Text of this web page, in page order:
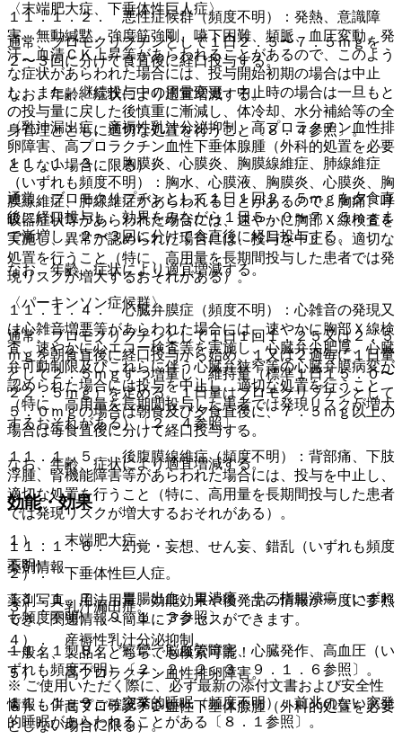
１１．１．２． 悪性症候群（頻度不明）：発熱、意識障
害、無動緘黙、強度筋強剛、嚥下困難、頻脈、血圧変動、発
汗、血清ＣＫ上昇等があらわれることがあるので、このよう
な症状があらわれた場合には、投与開始初期の場合は中止
し、また、継続投与中の用量変更・中止時の場合は一旦もと
の投与量に戻した後慎重に漸減し、体冷却、水分補給等の全
身管理とともに適切な処置を行うこと〔８．４参照〕。
１１．１．３． 胸膜炎、心膜炎、胸膜線維症、肺線維症
（いずれも頻度不明）：胸水、心膜液、胸膜炎、心膜炎、胸
膜線維症、肺線維症があらわれることがあるので、胸痛、呼
吸器症状等があらわれた場合には、速やかに胸部Ｘ線検査を
実施し、異常が認められた場合には、投与を中止し、適切な
処置を行うこと（特に、高用量を長期間投与した患者では発
現リスクが増大するおそれがある）。
１１．１．４． 心臓弁膜症（頻度不明）：心雑音の発現又
は心雑音増悪等があらわれた場合には、速やかに胸部Ｘ線検
査、速やかに心エコー検査等を実施し、心臓弁尖肥厚、心臓
弁可動制限及びこれらに伴う心臓弁狭窄等の心臓弁膜病変が
認められた場合には投与を中止し、適切な処置を行うこと
（特に、高用量を長期間投与した患者では発現リスクが増大
するおそれがある）〔２．４参照〕。
１１．１．５． 後腹膜線維症（頻度不明）：背部痛、下肢
浮腫、腎機能障害等があらわれた場合には、投与を中止し、
適切な処置を行うこと（特に、高用量を長期間投与した患者
では発現リスクが増大するおそれがある）。
１１．１．６． 幻覚・妄想、せん妄、錯乱（いずれも頻度
不明）。
１１．１．７． 胃腸出血、胃潰瘍・十二指腸潰瘍（いずれ
も頻度不明）〔９．１．３参照〕。
１１．１．８． 痙攣、脳血管障害、心臓発作、高血圧（い
ずれも頻度不明）〔２．２、２．３、９．１．６参照〕。
１１．１．９． 突発的睡眠（頻度不明）：前兆のない突発
的睡眠があらわれることがある〔８．１参照〕。
〈末端肥大症、下垂体性巨人症〉
通常、ブロモクリプチンとして１日２．５〜７．５ｍｇを
２〜３回に分けて食直後に経口投与する。
なお、年齢、症状により適宜増減する。
〈乳汁漏出症、産褥性乳汁分泌抑制、高プロラクチン血性排
卵障害、高プロラクチン血性下垂体腺腫（外科的処置を必要
としない場合に限る）〉
通常、ブロモクリプチンとして１日１回２．５ｍｇを夕食直
後に経口投与し、効果をみながら１日５．０〜７．５ｍｇま
で漸増し、２〜３回に分けて食直後に経口投与する。
なお、年齢、症状により適宜増減する。
〈パーキンソン症候群〉
通常、ブロモクリプチンとして１日１回１．２５又は２．５
ｍｇを朝食直後に経口投与から始め、１又は２週毎に１日量
として２．５ｍｇずつ増量し、維持量（標準１日１５．０〜
２２．５ｍｇ）を定める。１日量はブロモクリプチンとして
５．０ｍｇの場合は朝食及び夕食直後に、７．５ｍｇ以上の
場合は毎食直後に分けて経口投与する。
なお、年齢、症状により適宜増減する。
効能・効果
１）． 末端肥大症。
２）． 下垂体性巨人症。
３）． 乳汁漏出症。
４）． 産褥性乳汁分泌抑制。
５）． 高プロラクチン血性排卵障害。
６）． 高プロラクチン血性下垂体腺腫（外科的処置を必要
としない場合に限る）。
薬剤情報
薬剤写真、用法用量、効能効果や後発品の情報が一度に参照
でき、関連情報へ簡単にアクセスができます。
一般名、製品名どちらでも検索可能！
※ ご使用いただく際に、必ず最新の添付文書および安全性
情報も併せてご確認下さい。